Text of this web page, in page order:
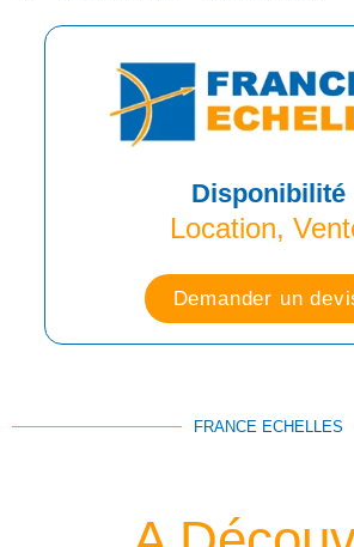
Disponibilité
Location,
Demander un
FRANCE ECHELLES